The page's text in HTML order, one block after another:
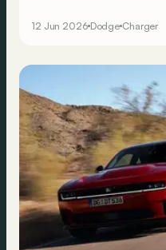
plus question de
12 Jun 2026 Dodge Charger